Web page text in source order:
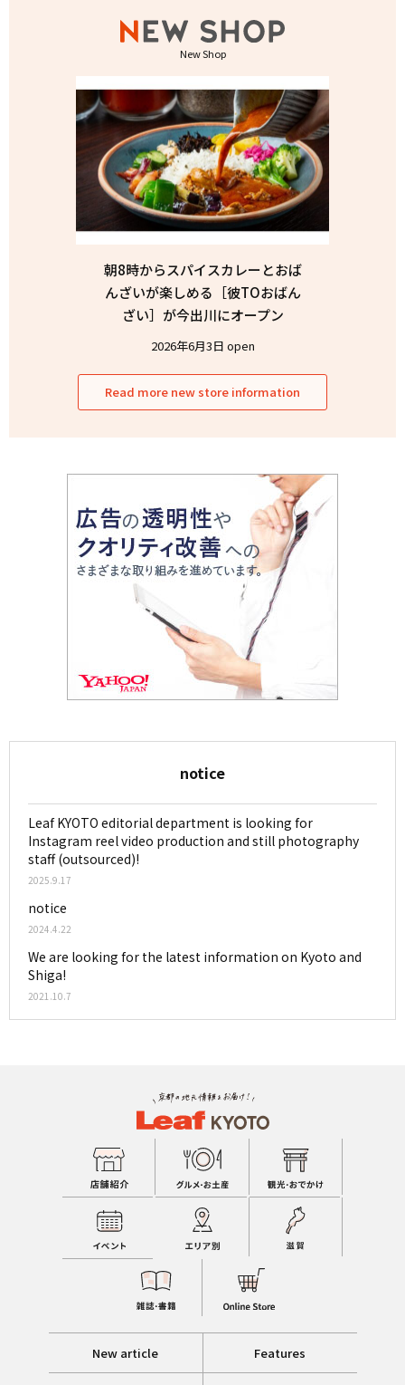
New Shop
朝8時からスパイスカレーとおば
んざいが楽しめる［彼TOおばん
ざい］が今出川にオープン
2026年6月3日 open
Read more new store information
notice
Leaf KYOTO editorial department is looking for
Instagram reel video production and still photography
staff (outsourced)!
2025.9.17
notice
2024.4.22
We are looking for the latest information on Kyoto and
Shiga!
2021.10.7
New article Features